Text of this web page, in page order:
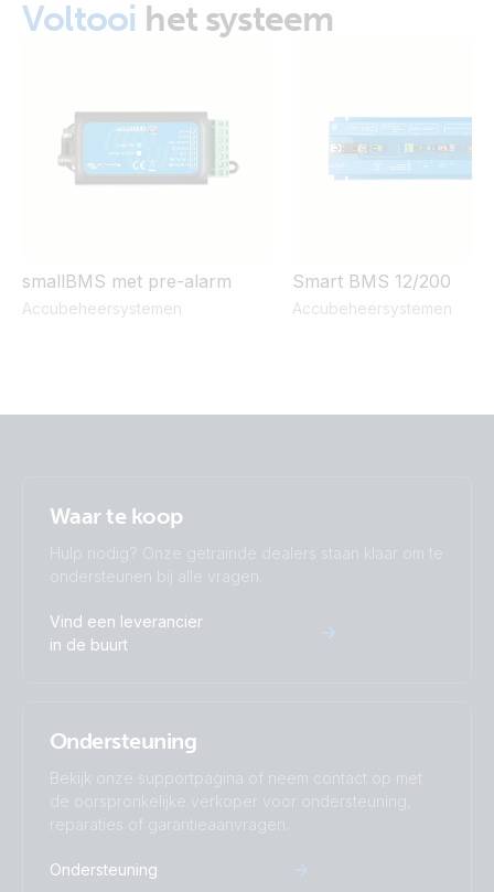
Voltooi het systeem
smallBMS met pre-alarm
Accubeheersystemen
Smart BMS 12/200
Accubeheersystemen
Waar te koop
Hulp nodig? Onze getrainde dealers staan klaar om te
ondersteunen bij alle vragen.
Vind een leverancier
in de buurt
Ondersteuning
Bekijk onze supportpagina of neem contact op met
de oorspronkelijke verkoper voor ondersteuning,
reparaties of garantieaanvragen.
Ondersteuning